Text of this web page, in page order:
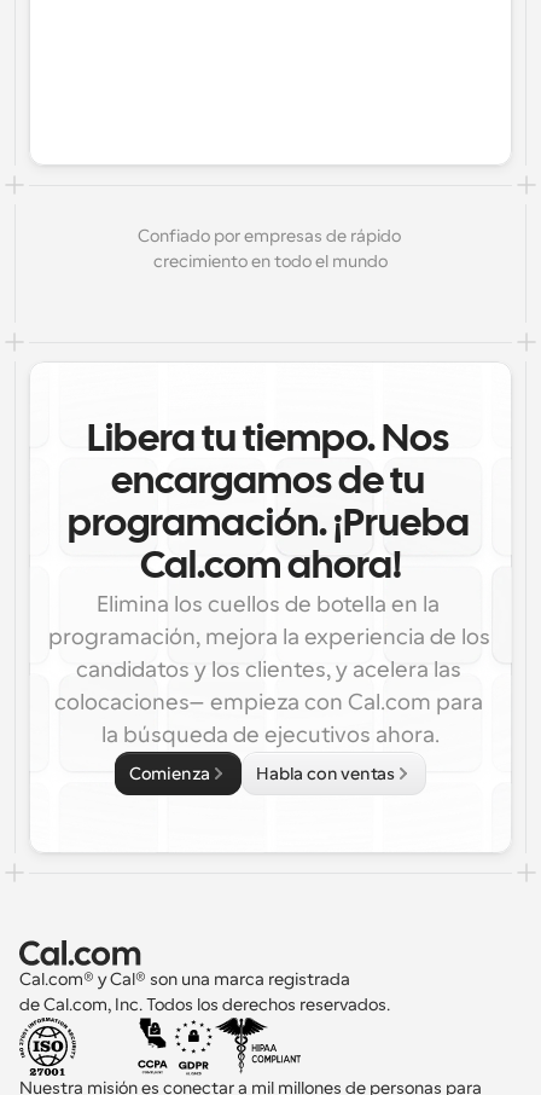
Confiado por empresas de rápido
crecimiento en todo el mundo
Libera tu tiempo. Nos
encargamos de tu
programación. ¡Prueba
Cal.com ahora!
Elimina los cuellos de botella en la
programación, mejora la experiencia de los
candidatos y los clientes, y acelera las
colocaciones—empieza con Cal.com para
la búsqueda de ejecutivos ahora.
Comienza Habla con ventas
Cal.com® y Cal® son una marca registrada
de Cal.com, Inc. Todos los derechos reservados.
Nuestra misión es conectar a mil millones de personas para